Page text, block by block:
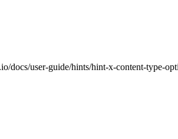
user-guide/hints/hint-x-content-